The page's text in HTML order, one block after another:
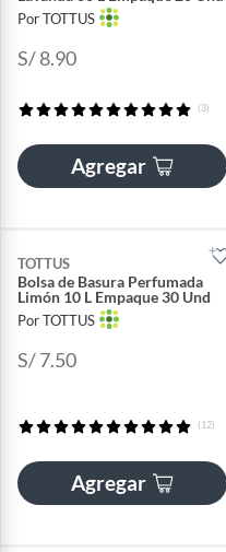
Por TOTTUS
S/ 8.90
(3)
Agregar
TOTTUS
Bolsa de Basura Perfumada
Limón 10 L Empaque 30 Und
Por TOTTUS
S/ 7.50
(12)
Agregar